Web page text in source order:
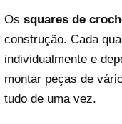
Os squares de
construção. Cada
individualmente e
montar peças de
tudo de uma vez.